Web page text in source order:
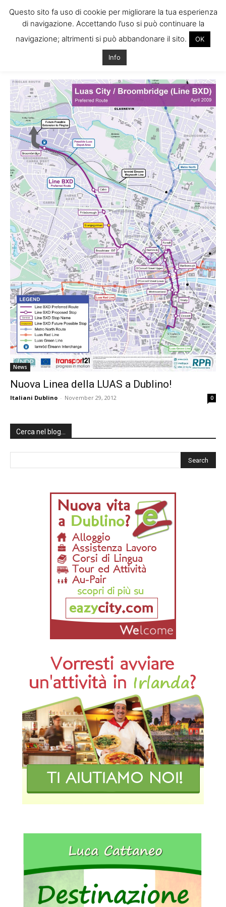
Tag: tram dublino
News
Nuova Linea della LUAS a Dublino!
Italiani Dublino - November 29, 2012 0
Cerca nel blog…
Questo sito fa uso di cookie per migliorare la tua esperienza
di navigazione. Accettando l’uso si può continuare la
navigazione; altrimenti si può abbandonare il sito.
OK
Info